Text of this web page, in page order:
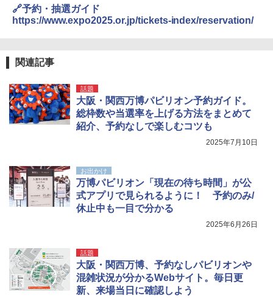
🔗予約・抽選ガイド
https://www.expo2025.or.jp/tickets-index/reservation/
関連記事
話題
大阪・関西万博パビリオン予約ガイド。
総枠数や当選率を上げる方法をまとめて
紹介、予約なしで楽しむコツも
2025年7月10日
お出かけ
万博パビリオン「現在の待ち時間」が公
式アプリで見られるように！ 予約のみ/
休止中も一目で分かる
2025年6月26日
話題
大阪・関西万博、予約なしパビリオンや
混雑状況が分かるWebサイト。毎日更
新、来場当日に確認しよう